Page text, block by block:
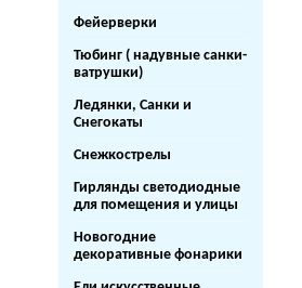
Фейерверки
Тюбинг ( надувные санки-
ватрушки)
Ледянки, Санки и
Снегокаты
Снежкострелы
Гирлянды светодиодные
для помещения и улицы
Новогодние
декоративные фонарики